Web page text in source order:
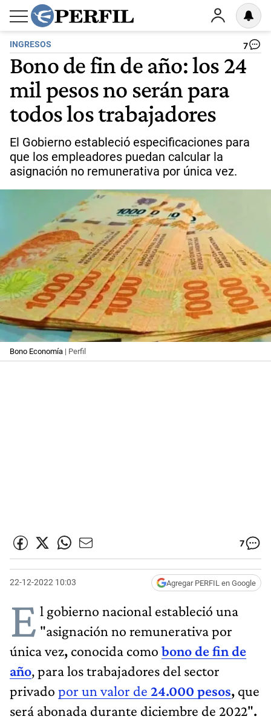
INGRESOS 7
Bono de fin de año: los 24
mil pesos no serán para
todos los trabajadores
El Gobierno estableció especificaciones para
que los empleadores puedan calcular la
asignación no remunerativa por única vez.
Bono Economía | Perfil
7
22-12-2022 10:03 Agregar PERFIL en Google
E l gobierno nacional estableció una
"asignación no remunerativa por
única vez, conocida como bono de fin de
año, para los trabajadores del sector
privado por un valor de 24.000 pesos, que
será abonada durante diciembre de 2022".